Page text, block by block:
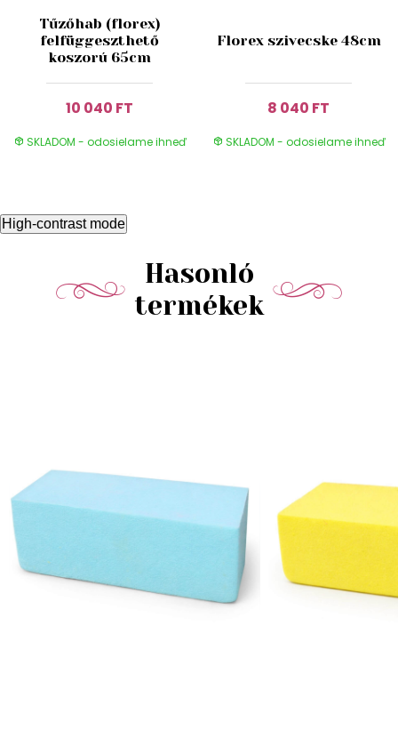
Tűzőhab (florex)
felfüggeszthető
koszorú 65cm
10 040 FT
SKLADOM - odosielame ihneď
Florex szivecske 48cm
8 040 FT
SKLADOM - odosielame ihneď
High-contrast mode
Hasonló
termékek